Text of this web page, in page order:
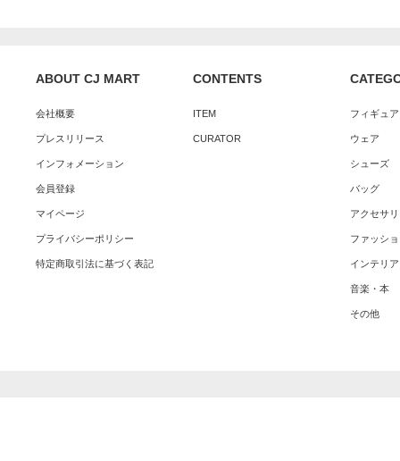
ABOUT CJ MART
会社概要
プレスリリース
インフォメーション
会員登録
マイページ
プライバシーポリシー
特定商取引法に基づく表記
CONTENTS
ITEM
CURATOR
フィギュ
ウェア
シューズ
バッグ
アクセサ
ファッシ
インテリア
音楽・本
その他